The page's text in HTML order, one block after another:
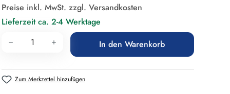
Preise inkl. MwSt. zzgl. Versandkosten
Lieferzeit ca. 2-4 Werktage
Produkt Anzahl: Gib den gewünschten
In den Warenkorb
Zum Merkzettel hinzufügen